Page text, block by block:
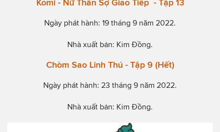
Komi - Nữ Thần Sợ Giao Tiếp - Tập 13
Ngày phát hành: 19 tháng 9 năm 2022.
Nhà xuất bản: Kim Đồng.
Chòm Sao Linh Thú - Tập 9 (Hết)
Ngày phát hành: 23 tháng 9 năm 2022.
Nhà xuất bản: Kim Đồng.